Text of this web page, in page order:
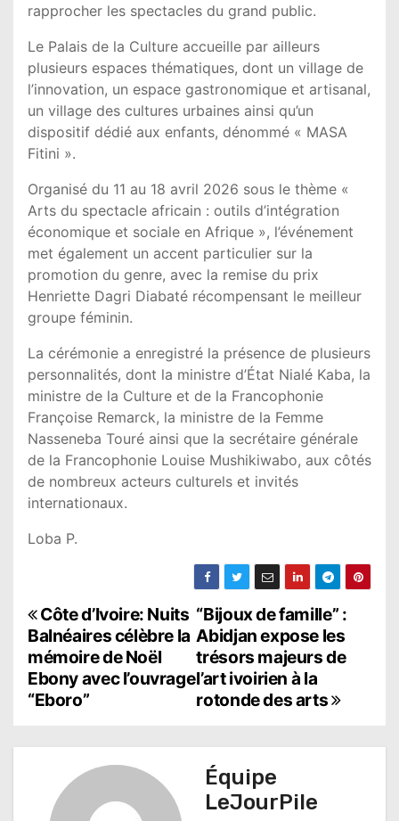
rapprocher les spectacles du grand public.
Le Palais de la Culture accueille par ailleurs
plusieurs espaces thématiques, dont un village de
l’innovation, un espace gastronomique et artisanal,
un village des cultures urbaines ainsi qu’un
dispositif dédié aux enfants, dénommé « MASA
Fitini ».
Organisé du 11 au 18 avril 2026 sous le thème «
Arts du spectacle africain : outils d’intégration
économique et sociale en Afrique », l’événement
met également un accent particulier sur la
promotion du genre, avec la remise du prix
Henriette Dagri Diabaté récompensant le meilleur
groupe féminin.
La cérémonie a enregistré la présence de plusieurs
personnalités, dont la ministre d’État Nialé Kaba, la
ministre de la Culture et de la Francophonie
Françoise Remarck, la ministre de la Femme
Nasseneba Touré ainsi que la secrétaire générale
de la Francophonie Louise Mushikiwabo, aux côtés
de nombreux acteurs culturels et invités
internationaux.
Loba P.
N
a
v
g
“Bijoux de famille” :
Abidjan expose les
trésors majeurs de
l’art ivoirien à la
rotonde des arts
Côte d’Ivoire: Nuits
Balnéaires célèbre la
mémoire de Noël
Ebony avec l’ouvrage
“Eboro”
Équipe
LeJourPile